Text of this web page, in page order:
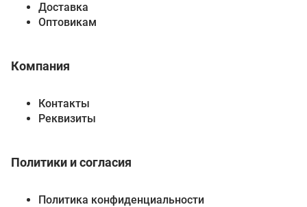
Доставка
Оптовикам
Компания
Контакты
Реквизиты
Политики и согласия
Политика конфиденциальности